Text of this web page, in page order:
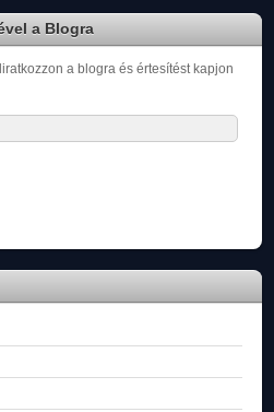
a Blogra
a blogra és értesítést kapjon